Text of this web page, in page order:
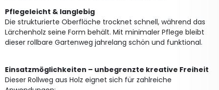
Pflegeleicht & langlebig
Die strukturierte Oberfläche trocknet schnell, während das
Lärchenholz seine Form behält. Mit minimaler Pflege bleibt
dieser rollbare Gartenweg jahrelang schön und funktional.
Einsatzmöglichkeiten – unbegrenzte kreative Freiheit
Dieser Rollweg aus Holz eignet sich für zahlreiche